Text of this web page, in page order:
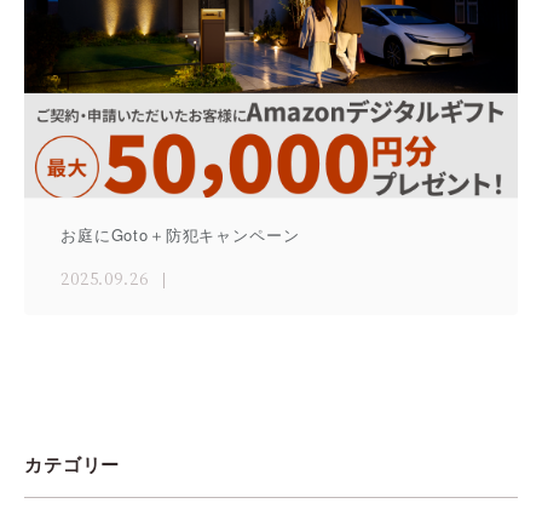
お庭にGoto＋防犯キャンペーン
2025.09.26
カテゴリー